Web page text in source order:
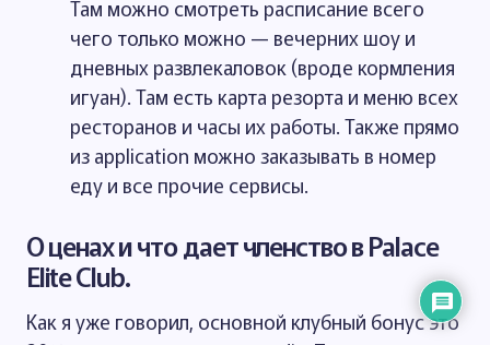
Там можно смотреть расписание всего
чего только можно — вечерних шоу и
дневных развлекаловок (вроде кормления
игуан). Там есть карта резорта и меню всех
ресторанов и часы их работы. Также прямо
из application можно заказывать в номер
еду и все прочие сервисы.
О ценах и что дает членство в Palace
Elite Club.
Как я уже говорил, основной клубный бонус это